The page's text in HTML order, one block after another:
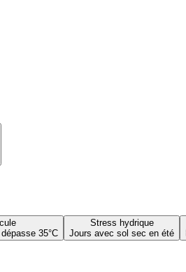
35°C
Stress hydrique
Jours avec sol sec en été